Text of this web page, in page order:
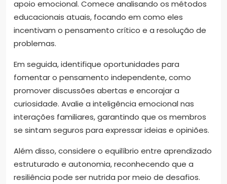
apoio emocional. Comece analisando os métodos
educacionais atuais, focando em como eles
incentivam o pensamento crítico e a resolução de
problemas.
Em seguida, identifique oportunidades para
fomentar o pensamento independente, como
promover discussões abertas e encorajar a
curiosidade. Avalie a inteligência emocional nas
interações familiares, garantindo que os membros
se sintam seguros para expressar ideias e opiniões.
Além disso, considere o equilíbrio entre aprendizado
estruturado e autonomia, reconhecendo que a
resiliência pode ser nutrida por meio de desafios.